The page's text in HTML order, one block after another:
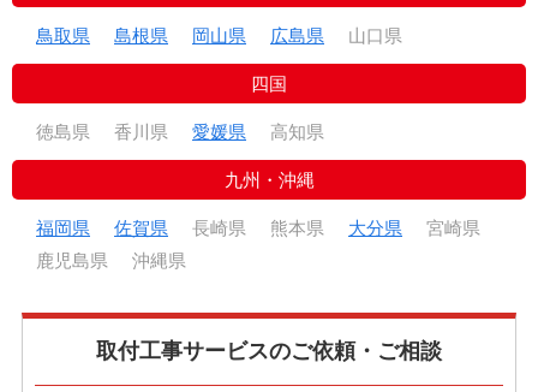
鳥取県 島根県 岡山県 広島県 山口県
四国
徳島県 香川県 愛媛県 高知県
九州・沖縄
福岡県 佐賀県 長崎県 熊本県 大分県
宮崎県
鹿児島県
沖縄県
取付工事サービスのご依頼・ご相談